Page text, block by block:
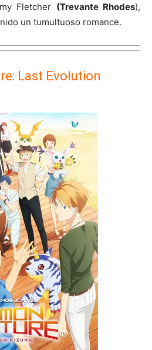
Fletcher (Trevante Rhodes),
un tumultuoso romance.
Last Evolution